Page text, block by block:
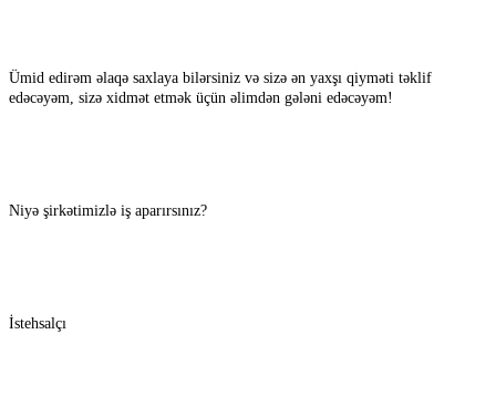
Ümid edirəm əlaqə saxlaya bilərsiniz və sizə ən yaxşı qiyməti təklif
edəcəyəm, sizə xidmət etmək üçün əlimdən gələni edəcəyəm!
Niyə şirkətimizlə iş aparırsınız?
İstehsalçı